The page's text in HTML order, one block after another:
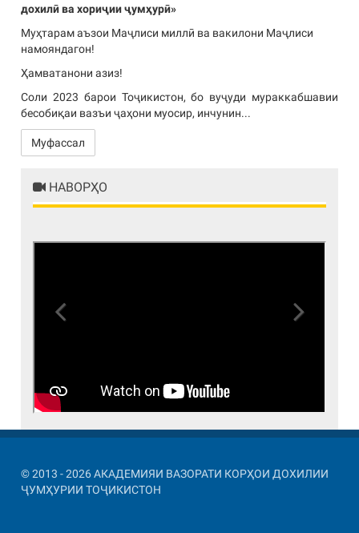
дохилӣ ва хориҷии ҷумҳурӣ»
Муҳтарам аъзои Маҷлиси миллӣ ва вакилони Маҷлиси
намояндагон!
Ҳамватанони азиз!
Соли 2023 барои Тоҷикистон, бо вуҷуди мураккабшавии
бесобиқаи вазъи ҷаҳони муосир, инчунин...
Муфассал
НАВОРҲО
© 2013 - 2026 АКАДЕМИЯИ ВАЗОРАТИ КОРҲОИ ДОХИЛИИ
ҶУМҲУРИИ ТОҶИКИСТОН